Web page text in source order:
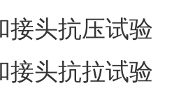
接头抗压试验
接头抗拉试验